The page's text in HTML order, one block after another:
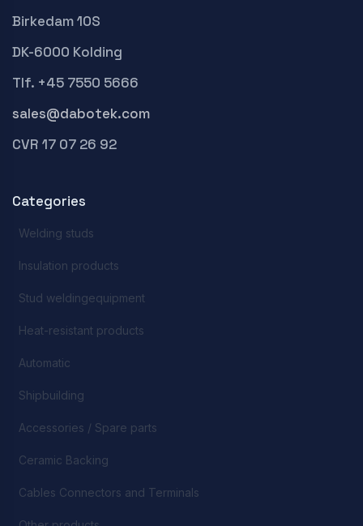
Birkedam 10S
DK-6000 Kolding
Tlf. +45 7550 5666
sales@dabotek.com
CVR 17 07 26 92
Categories
Welding studs
Insulation products
Stud weldingequipment
Heat-resistant products
Automatic
Shipbuilding
Accessories / Spare parts
Ceramic Backing
Cables Connectors and Terminals